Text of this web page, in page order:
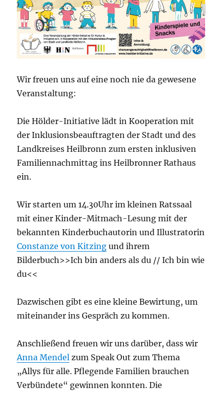
Wir freuen uns auf eine noch nie da gewesene
Veranstaltung:
Die Hölder-Initiative lädt in Kooperation mit
der Inklusionsbeauftragten der Stadt und des
Landkreises Heilbronn zum ersten inklusiven
Familiennachmittag ins Heilbronner Rathaus
ein.
Wir starten um 14.30Uhr im kleinen Ratssaal
mit einer Kinder-Mitmach-Lesung mit der
bekannten Kinderbuchautorin und Illustratorin
Constanze von Kitzing und ihrem
Bilderbuch>>Ich bin anders als du // Ich bin wie
du<<
Dazwischen gibt es eine kleine Bewirtung, um
miteinander ins Gespräch zu kommen.
Anschließend freuen wir uns darüber, dass wir
Anna Mendel zum Speak Out zum Thema
„Allys für alle. Pflegende Familien brauchen
Verbündete“ gewinnen konnten. Die